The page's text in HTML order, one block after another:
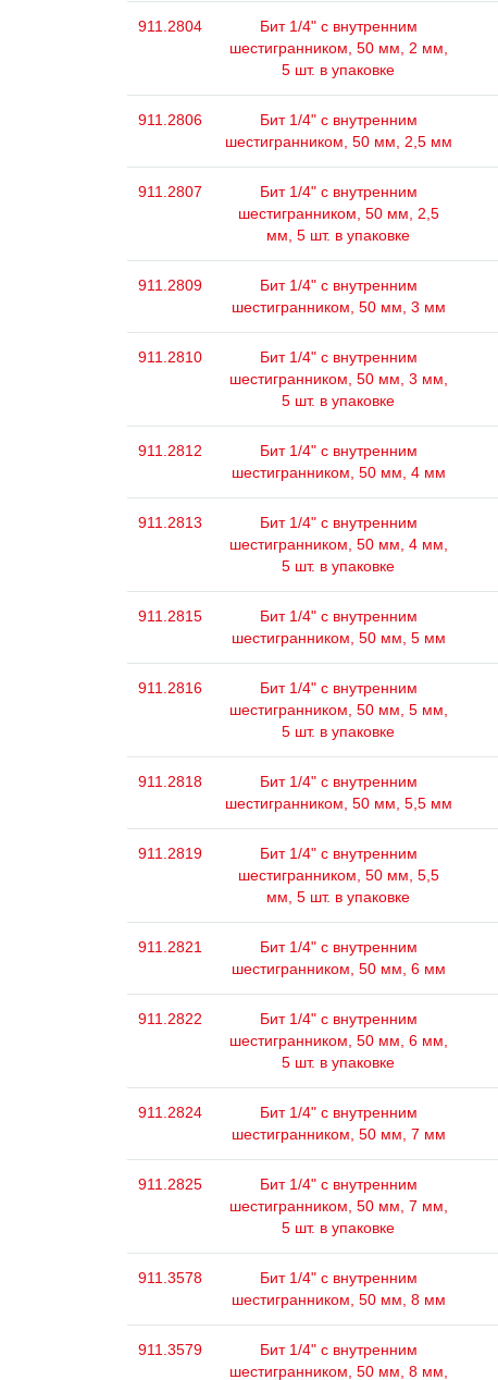
911.2804
Бит 1/4" с внутренним
шестигранником, 50 мм, 2 мм,
5 шт. в упаковке
911.2806
Бит 1/4" с внутренним
шестигранником, 50 мм, 2,5 мм
911.2807
Бит 1/4" с внутренним
шестигранником, 50 мм, 2,5
мм, 5 шт. в упаковке
911.2809
Бит 1/4" с внутренним
шестигранником, 50 мм, 3 мм
911.2810
Бит 1/4" с внутренним
шестигранником, 50 мм, 3 мм,
5 шт. в упаковке
911.2812
Бит 1/4" с внутренним
шестигранником, 50 мм, 4 мм
911.2813
Бит 1/4" с внутренним
шестигранником, 50 мм, 4 мм,
5 шт. в упаковке
911.2815
Бит 1/4" с внутренним
шестигранником, 50 мм, 5 мм
911.2816
Бит 1/4" с внутренним
шестигранником, 50 мм, 5 мм,
5 шт. в упаковке
911.2818
Бит 1/4" с внутренним
шестигранником, 50 мм, 5,5 мм
911.2819
Бит 1/4" с внутренним
шестигранником, 50 мм, 5,5
мм, 5 шт. в упаковке
911.2821
Бит 1/4" с внутренним
шестигранником, 50 мм, 6 мм
911.2822
Бит 1/4" с внутренним
шестигранником, 50 мм, 6 мм,
5 шт. в упаковке
911.2824
Бит 1/4" с внутренним
шестигранником, 50 мм, 7 мм
911.2825
Бит 1/4" с внутренним
шестигранником, 50 мм, 7 мм,
5 шт. в упаковке
911.3578
Бит 1/4" с внутренним
шестигранником, 50 мм, 8 мм
911.3579
Бит 1/4" с внутренним
шестигранником, 50 мм, 8 мм,